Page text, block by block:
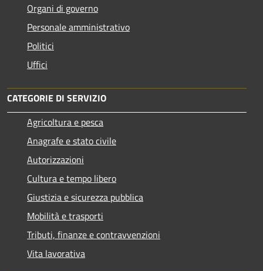
Organi di governo
Personale amministrativo
Politici
Uffici
CATEGORIE DI SERVIZIO
Agricoltura e pesca
Anagrafe e stato civile
Autorizzazioni
Cultura e tempo libero
Giustizia e sicurezza pubblica
Mobilità e trasporti
Tributi, finanze e contravvenzioni
Vita lavorativa